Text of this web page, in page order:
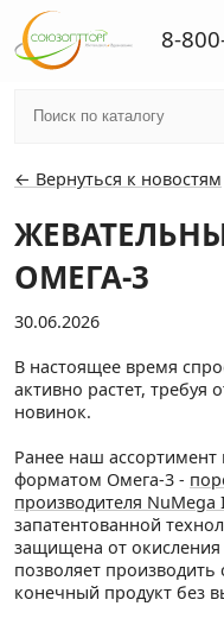
← Вернуться к новостям
ОМЕГА-3
30.06.2026
В настоящее время
активно растет, требуя
новинок.
Ранее наш
форматом Омега-3 -
производителя
запатентованной
защищена от окисления
позволяет
конечный продукт без
8-